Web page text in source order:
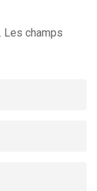
Les champs